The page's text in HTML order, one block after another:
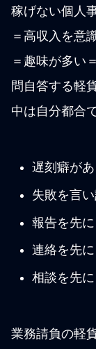
稼げない個人
＝高収入を意
＝趣味が多い
問自答する軽
中は自分都合
遅刻癖があ
失敗を言い
報告を先に
連絡を先に
相談を先に
業務請負の軽